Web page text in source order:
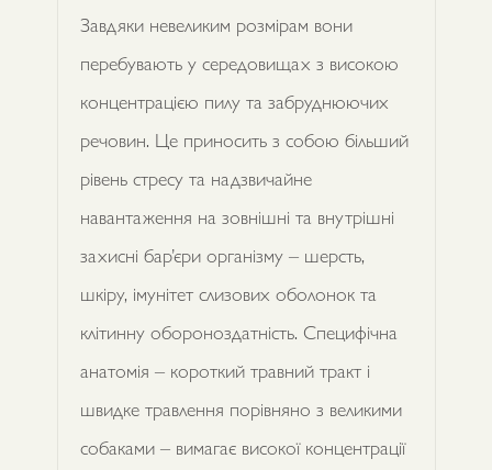
Завдяки невеликим розмірам вони
перебувають у середовищах з високою
концентрацією пилу та забруднюючих
речовин. Це приносить з собою більший
рівень стресу та надзвичайне
навантаження на зовнішні та внутрішні
захисні бар’єри організму – шерсть,
шкіру, імунітет слизових оболонок та
клітинну обороноздатність. Специфічна
анатомія – короткий травний тракт і
швидке травлення порівняно з великими
собаками – вимагає високої концентрації